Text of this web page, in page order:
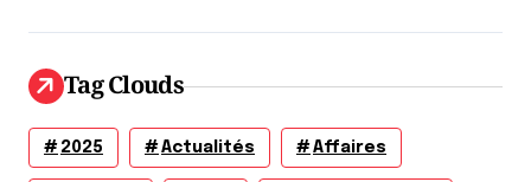
Tag Clouds
2025 Actualités Affaires